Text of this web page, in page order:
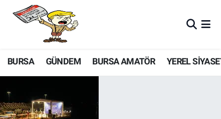
BURSA GÜNDEM BURSA AMATÖR YEREL